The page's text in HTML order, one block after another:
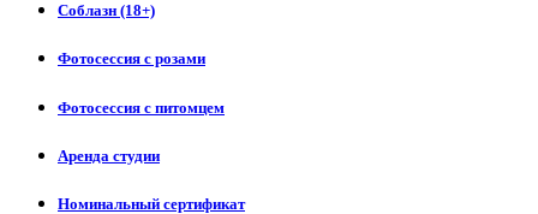
Соблазн (18+)
Фотосессия с розами
Фотосессия с питомцем
Аренда студии
Номинальный сертификат